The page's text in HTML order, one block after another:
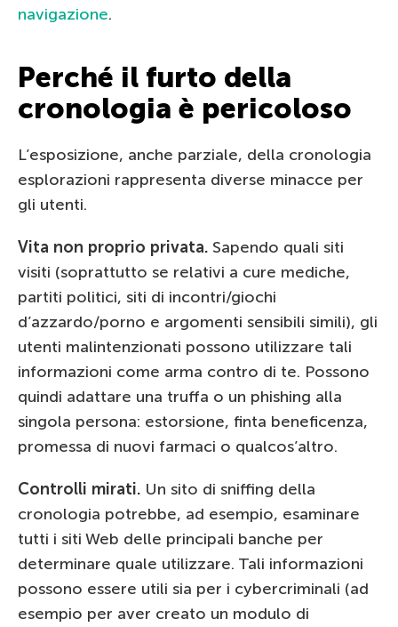
navigazione.
Perché il furto della
cronologia è pericoloso
L’esposizione, anche parziale, della cronologia
esplorazioni rappresenta diverse minacce per
gli utenti.
Vita non proprio privata. Sapendo quali siti
visiti (soprattutto se relativi a cure mediche,
partiti politici, siti di incontri/giochi
d’azzardo/porno e argomenti sensibili simili), gli
utenti malintenzionati possono utilizzare tali
informazioni come arma contro di te. Possono
quindi adattare una truffa o un phishing alla
singola persona: estorsione, finta beneficenza,
promessa di nuovi farmaci o qualcos’altro.
Controlli mirati. Un sito di sniffing della
cronologia potrebbe, ad esempio, esaminare
tutti i siti Web delle principali banche per
determinare quale utilizzare. Tali informazioni
possono essere utili sia per i cybercriminali (ad
esempio per aver creato un modulo di